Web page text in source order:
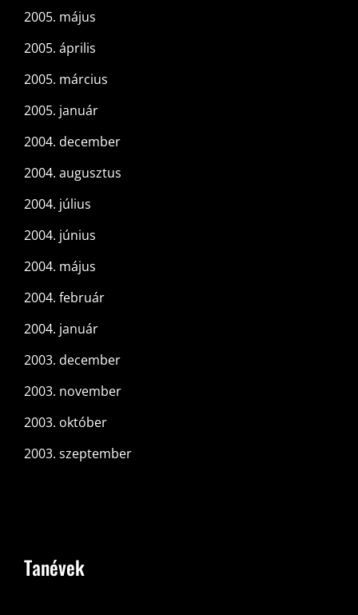
2005. május
2005. április
2005. március
2005. január
2004. december
2004. augusztus
2004. július
2004. június
2004. május
2004. február
2004. január
2003. december
2003. november
2003. október
2003. szeptember
Tanévek